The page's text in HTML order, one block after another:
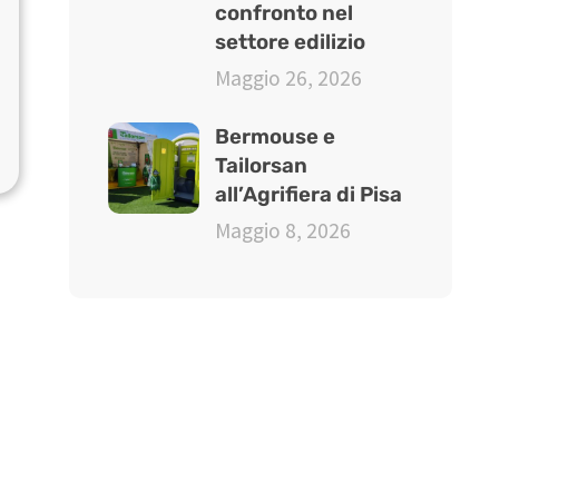
confronto nel
settore edilizio
Maggio 26, 2026
Bermouse e
Tailorsan
all’Agrifiera di Pisa
Maggio 8, 2026